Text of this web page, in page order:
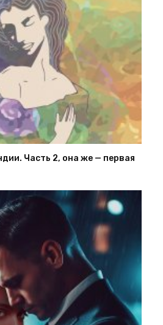
Часть 2, она же — первая